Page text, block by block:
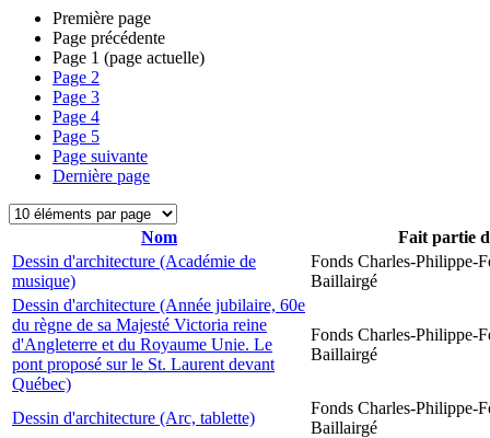
Première page
Page précédente
Page 1 (page actuelle)
Page 2
Page 3
Page 4
Page 5
Page suivante
Dernière page
Nom
Fait partie
Dessin d'architecture (Académie de
musique)
Fonds Charles-Philippe-
Baillairgé
Dessin d'architecture (Année jubilaire, 60e
du règne de sa Majesté Victoria reine
d'Angleterre et du Royaume Unie. Le
pont proposé sur le St. Laurent devant
Québec)
Fonds Charles-Philippe-
Baillairgé
Dessin d'architecture (Arc, tablette)
Fonds Charles-Philippe-
Baillairgé